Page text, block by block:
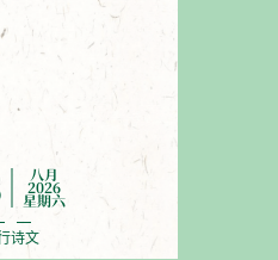
八月
2026
星期六
诗文